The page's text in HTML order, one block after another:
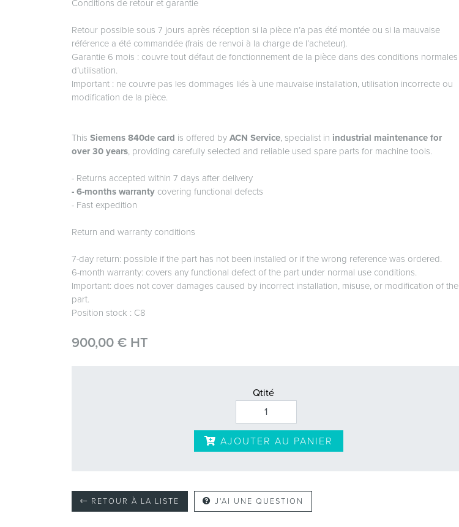
Conditions de retour et garantie
Retour possible sous 7 jours après réception si la pièce n’a pas été montée ou si la mauvaise
référence a été commandée (frais de renvoi à la charge de l’acheteur).
Garantie 6 mois : couvre tout défaut de fonctionnement de la pièce dans des conditions normales
d’utilisation.
Important : ne couvre pas les dommages liés à une mauvaise installation, utilisation incorrecte ou
modification de la pièce.
This Siemens 840de card is offered by ACN Service, specialist in industrial maintenance for
over 30 years, providing carefully selected and reliable used spare parts for machine tools.
- Returns accepted within 7 days after delivery
- 6-months warranty covering functional defects
- Fast expedition
Return and warranty conditions
7-day return: possible if the part has not been installed or if the wrong reference was ordered.
6-month warranty: covers any functional defect of the part under normal use conditions.
Important: does not cover damages caused by incorrect installation, misuse, or modification of the
part.
Position stock : C8
900,00 € HT
Qtité
AJOUTER AU PANIER
RETOUR À LA LISTE J'AI UNE QUESTION